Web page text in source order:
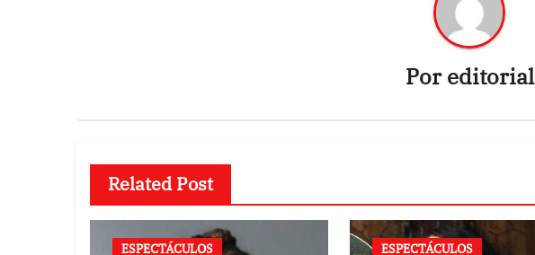
Poreditorial
Related Post
ESPECTÁCULOS ESPECTÁCULOS